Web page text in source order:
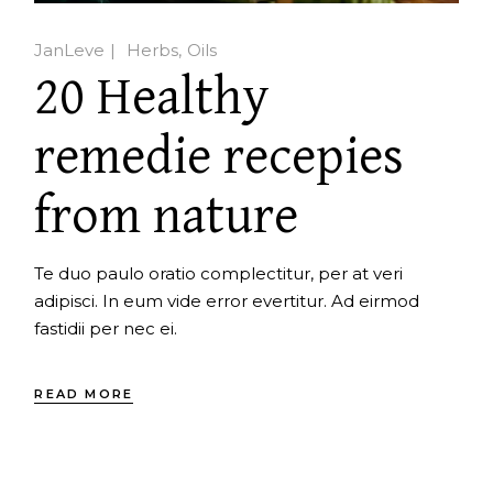
JanLeve Herbs Oils
20 Healthy
remedie recepies
from nature
Te duo paulo oratio complectitur, per at veri
adipisci. In eum vide error evertitur. Ad eirmod
fastidii per nec ei.
READ MORE